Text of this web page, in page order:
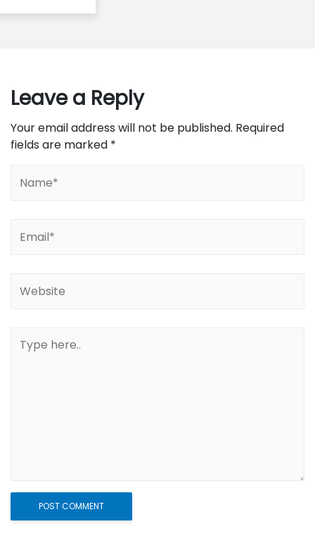
Leave a Reply
Your email address will not be published. Required
fields are marked *